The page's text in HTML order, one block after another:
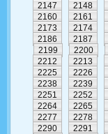
2147
2148
2160
2161
2173
2174
2186
2187
2199
2200
2212
2213
2225
2226
2238
2239
2251
2252
2264
2265
2277
2278
2290
2291